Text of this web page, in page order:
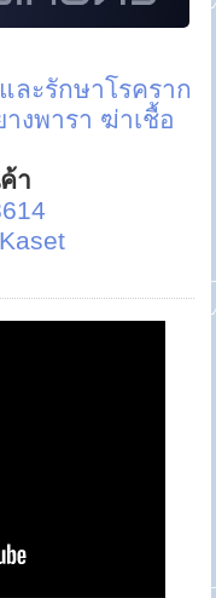
ละรักษาโรคราก
งพารา ฆ่าเชื้อ
า